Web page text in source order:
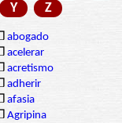
Y Z
abogado
acelerar
acretismo
adherir
afasia
Agripina